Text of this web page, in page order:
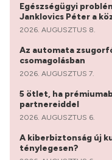
Egészségügyi
Janklovics Péter a
2026. AUGUSZTUS 8.
Az automata
csomagolásban
2026. AUGUSZTUS 7.
5 ötlet, ha
partnereiddel
2026. AUGUSZTUS 6.
A kiberbiztonság új
ténylegesen?